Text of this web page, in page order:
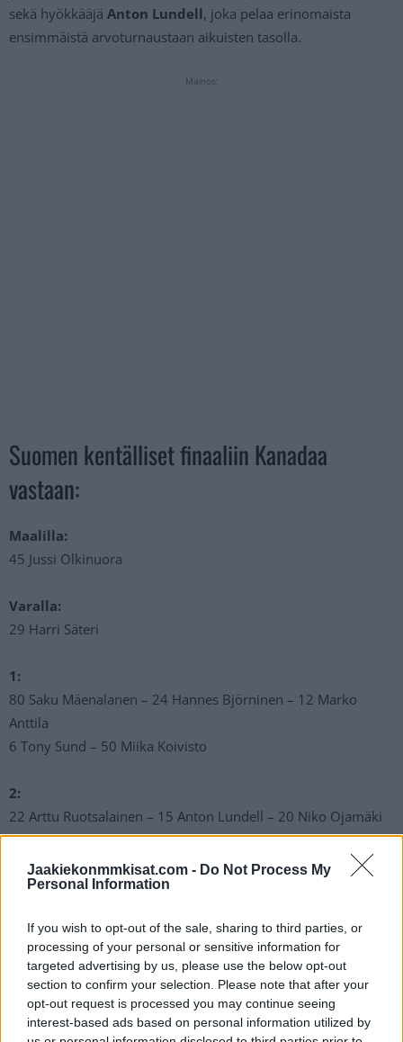
Jaakiekonmmkisat.com - Do Not Process My
Personal Information
If you wish to opt-out of the sale, sharing to third parties, or
processing of your personal or sensitive information for
targeted advertising by us, please use the below opt-out
section to confirm your selection. Please note that after your
opt-out request is processed you may continue seeing
interest-based ads based on personal information utilized by
sekä hyökkääjä Anton Lundell, joka pelaa erinomaista
ensimmäistä arvoturnaustaan aikuisten tasolla.
Mainos:
Suomen kentälliset finaaliin Kanadaa
vastaan:
Maalilla:
45 Jussi Olkinuora
Varalla:
29 Harri Säteri
1:
80 Saku Mäenalanen – 24 Hannes Björninen – 12 Marko
Anttila
6 Tony Sund – 50 Miika Koivisto
2:
22 Arttu Ruotsalainen – 15 Anton Lundell – 20 Niko Ojamäki
3 Olli Määttä – 7 Oliwer Kaski
55 Atte Ohtamaa – 2 Ville Pokka
38 Teemu Turunen – 13 Mikael Ruohomaa – 76 Jere Sallinen
40 Petteri Lindbohm – 39 Kim Nousiainen